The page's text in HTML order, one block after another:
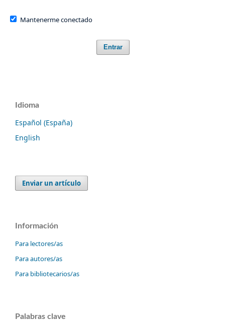
Mantenerme conectado
Entrar
Idioma
Español (España)
English
Enviar un artículo
Información
Para lectores/as
Para autores/as
Para bibliotecarios/as
Palabras clave